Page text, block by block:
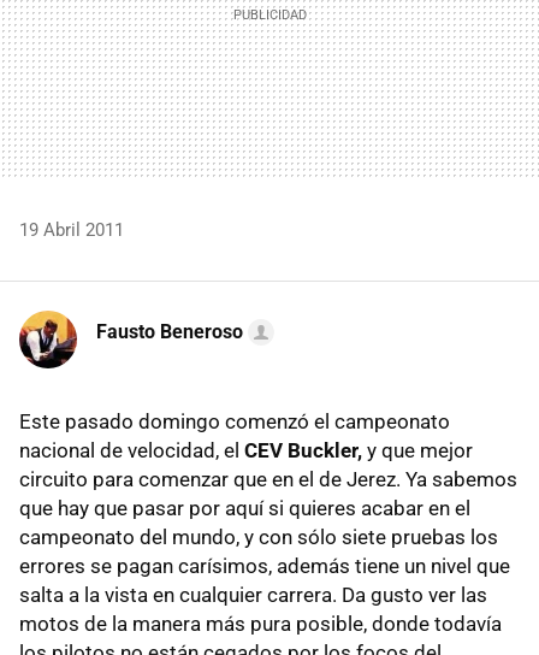
19 Abril 2011
Fausto Beneroso
Este pasado domingo comenzó el campeonato
nacional de velocidad, el CEV Buckler, y que mejor
circuito para comenzar que en el de Jerez. Ya sabemos
que hay que pasar por aquí si quieres acabar en el
campeonato del mundo, y con sólo siete pruebas los
errores se pagan carísimos, además tiene un nivel que
salta a la vista en cualquier carrera. Da gusto ver las
motos de la manera más pura posible, donde todavía